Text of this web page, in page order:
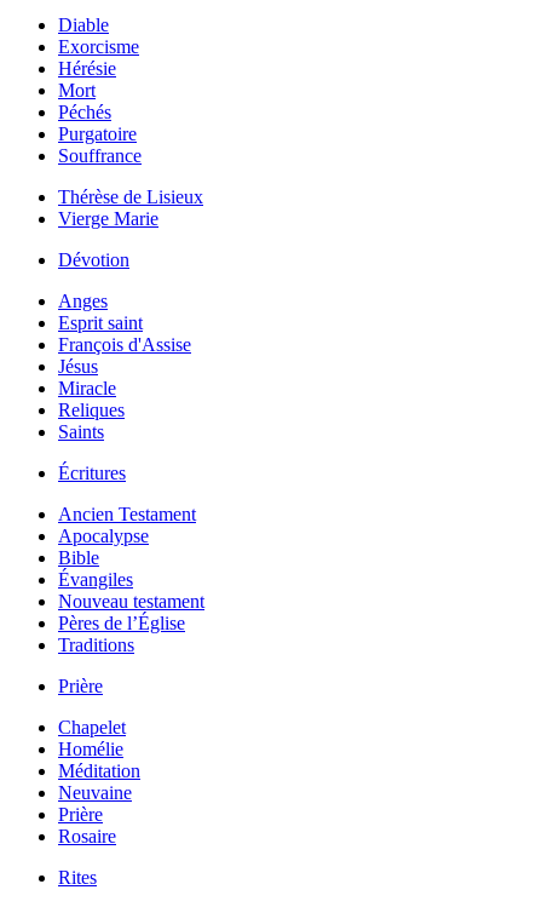
Diable
Exorcisme
Hérésie
Mort
Péchés
Purgatoire
Souffrance
Thérèse de Lisieux
Vierge Marie
Dévotion
Anges
Esprit saint
François d'Assise
Jésus
Miracle
Reliques
Saints
Écritures
Ancien Testament
Apocalypse
Bible
Évangiles
Nouveau testament
Pères de l’Église
Traditions
Prière
Chapelet
Homélie
Méditation
Neuvaine
Prière
Rosaire
Rites